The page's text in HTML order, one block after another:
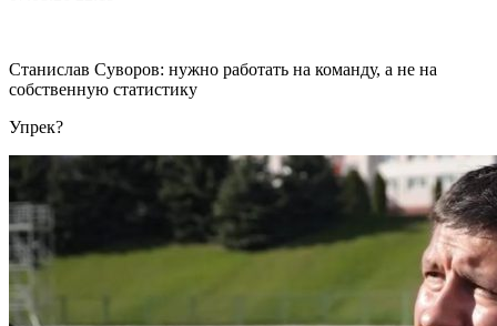
Станислав Суворов: нужно работать на команду, а не на
собственную статистику
Упрек?